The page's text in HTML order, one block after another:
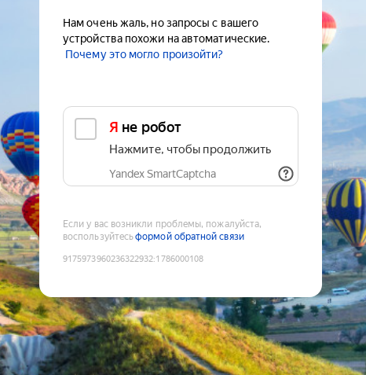
Нам очень жаль, но запросы с вашего
устройства похожи на автоматические.
Почему это могло произойти?
Я не робот
Нажмите, чтобы продолжить
Yandex SmartCaptcha
Если у вас возникли проблемы, пожалуйста,
воспользуйтесьформой обратной связи
9175973960236322932:1786000108